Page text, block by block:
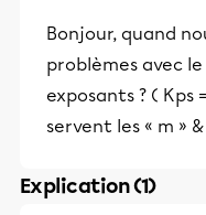
Bonjour, quand
problèmes avec
exposants ? ( Kps
servent les « m »
Explication (1)